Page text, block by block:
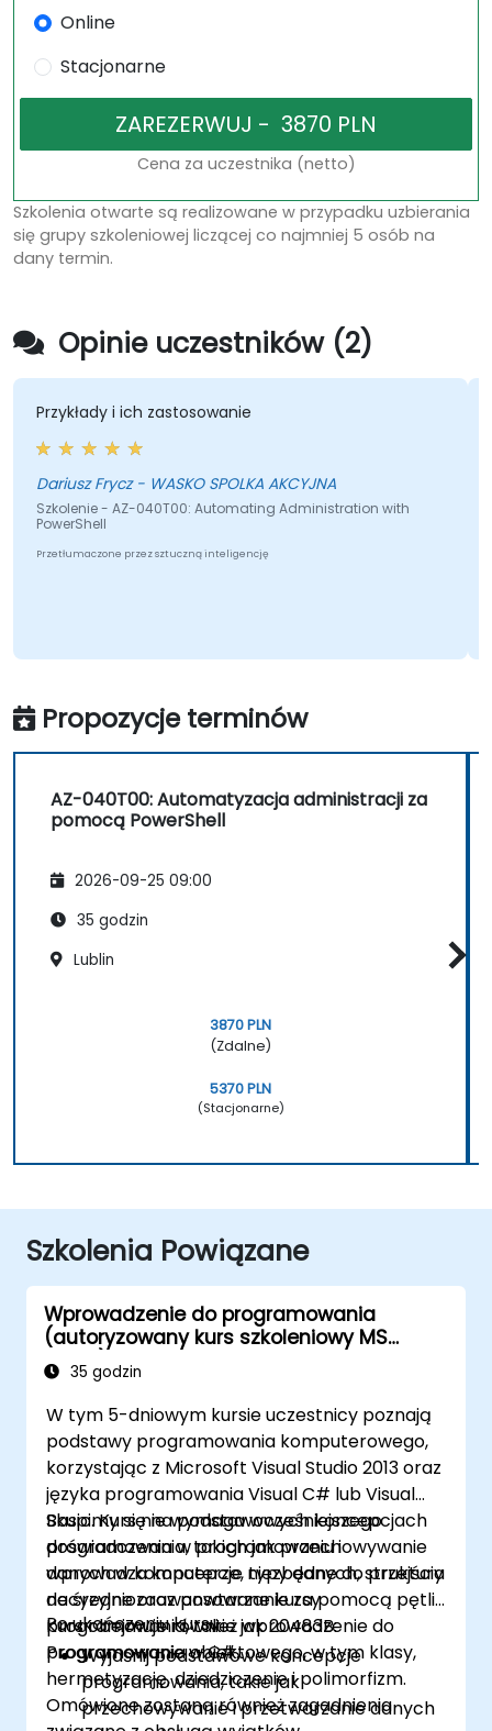
Online
Stacjonarne
Cena za uczestnika (netto)
Szkolenia otwarte są realizowane w przypadku uzbierania
się grupy szkoleniowej liczącej co najmniej 5 osób na
dany termin.
Opinie uczestników (2)
i ich zastosowanie
- WASKO SPOLKA AKCYJNA
AZ-040T00: Automating Administration with
przez sztuczną inteligencję
Szkolenie - AZ-
Propozycje terminów
AZ-040T00: Automatyzacja administracji za
pomocą PowerShell
2026-09-25 09:00
35 godzin
Lublin
3870 PLN
(Zdalne)
5370 PLN
(Stacjonarne)
Szkolenia Powiązane
Wprowadzenie do programowania
(autoryzowany kurs szkoleniowy MS
10975)35 godzin
W tym 5-dniowym kursie uczestnicy poznają
podstawy programowania komputerowego,
korzystając z Microsoft Visual Studio 2013 oraz
języka programowania Visual C# lub Visual
Basic. Kurs nie wymaga wcześniejszego
doświadczenia w programowaniu i
wprowadza koncepcje niezbędne do przejścia
na średniozaawansowane kursy
programowania, takie jak 20483B:
Programowanie w C#.
Skupimy się na podstawowych koncepcjach
programowania, takich jak przechowywanie
danych w komputerze, typy danych, struktury
decyzyjne oraz powtarzanie za pomocą pętli.
Kurs obejmuje również wprowadzenie do
programowania obiektowego, w tym klasy,
hermetyzację, dziedziczenie i polimorfizm.
Omówione zostaną również zagadnienia
Po ukończeniu kursu
Wyjaśnij podstawowe koncepcje
programowania, takie jak
przechowywanie i przetwarzanie danych